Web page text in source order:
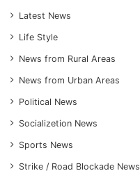
Latest News
Life Style
News from Rural Areas
News from Urban Areas
Political News
Socializetion News
Sports News
Strike / Road Blockade News